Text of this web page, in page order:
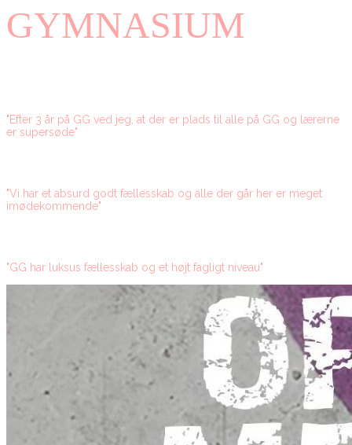
GYMNASIUM
"Efter 3 år på GG ved jeg, at der er plads til alle på GG og lærerne
er supersøde"
"Vi har et absurd godt fællesskab og alle der går her er meget
imødekommende"
"GG har luksus fællesskab og et højt fagligt niveau"